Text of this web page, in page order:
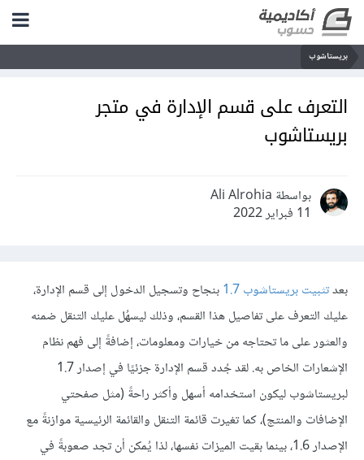
بريستاشوب
التعرف على قسم الإدارة في متجر
بريستاشوب
بواسطة Ali Alrohia
11 فبراير 2022
بعدتثبيت بريستاشوب 1.7
بنجاح وتسجيل الدخول إلى قسم الإدارة،
عليك التعرف على تفاصيل هذا القسم، وذلك ليسهُل عليك التنقل ضمنه
والعثور على ما تحتاجه من خيارات ومعلومات، إضافةً إلى فهم نظام
الإشعارات الخاص به. لقد جُدد قسم الإدارة جزئيًا في إصدار 1.7
لبريستاشوب ليكون استخدامه أسهل وأكثر راحةً (مثل صفحتي
الإضافات والمنتج)، كما تغيرت قائمة التنقل والقائمة الرئيسية موازنةً مع
الإصدار 1.6، بينما بقيت الميزات نفسها، لذا يُمكن أن تجد صعوبةً في